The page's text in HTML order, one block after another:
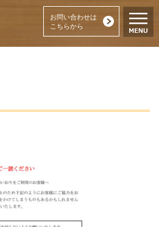
お問い合わせは
こちらから